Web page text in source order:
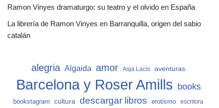
Ramon Vinyes dramaturgo: su teatro y el olvido en España
La librería de Ramon Vinyes en Barranquilla, origen del sabio
catalán
alegria Algaida amor Asja Lacis aventuras
Barcelona y Roser Amills books
bookstagram cultura descargar libros erotismo escritora